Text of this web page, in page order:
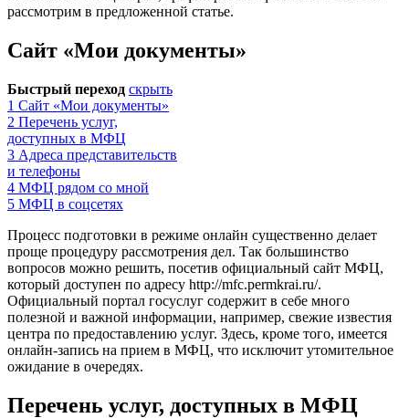
рассмотрим в предложенной статье.
Сайт «Мои документы»
Быстрый переход скрыть
1 Сайт «Мои документы»
2 Перечень услуг,
доступных в МФЦ
3 Адреса представительств
и телефоны
4 МФЦ рядом со мной
5 МФЦ в соцсетях
Процесс подготовки в режиме онлайн существенно делает
проще процедуру рассмотрения дел. Так большинство
вопросов можно решить, посетив официальный сайт МФЦ,
который доступен по адресу http://mfc.permkrai.ru/.
Официальный портал госуслуг содержит в себе много
полезной и важной информации, например, свежие известия
центра по предоставлению услуг. Здесь, кроме того, имеется
онлайн-запись на прием в МФЦ, что исключит утомительное
ожидание в очередях.
Перечень услуг, доступных в МФЦ